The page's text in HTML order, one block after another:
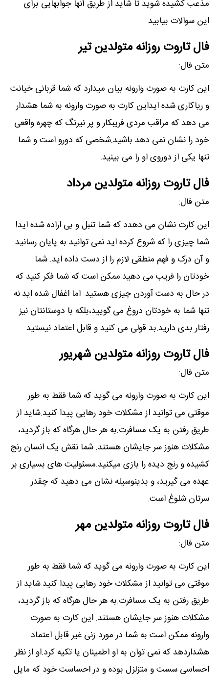
مذعب کشیده شوید تا شاید از طریق آنها جوابهایی برای
این سوالات بیابید
فال تاروت روزانه متولدین تیر
متن فال:
این کارت به صورت وارونه بیان میدارد که شما قربانی خیانت
و ریاکاری شده ایداین کارت به صورت وارونه به شما هشدار
می دهد که مراقب مردی فریبکار و پر نیرنگ که چهره واقعی
خود را نشان نمی دهد باشید.شخصی که دورو است و شما
تنها یکی از دوروی او را می بینید.
فال تاروت روزانه متولدین مرداد
متن فال:
این کارت نشان می دهدد که شما تنبل و بی اراده شده اید!
شما چیزی را که شروع کرده اید نمی توانید به پایان رسانید
و آن درک و فهم منطقی لازم را از دست داده اید. شما
خودتان را فریب می دهید.ممکن است که شما فکر کنید که
در حال به دست آوردن چیزی هستید. اما اغفال شده اید.نه
تنها شما به خودتان دروغ می گویید،بلکه با دوستانتان نیز
رفتار بدی دارید.بد قولی می کنید و قابل اعتماد نیستید
فال تاروت روزانه متولدین شهریور
متن فال:
این کارت به صورت وارونه می گوید که شما فقط به طور
موقتی می توانید از مشکلات خود رهایی پیدا کنید.شاید از
طریق رفتن به یک مسافرت.به هر حال هرگاه که باز گردید،
مشکلات هنوز سر جایشان هستند. شما نقش یک انسان رنج
کشیده و رنج دیده را بازی میکنید.مسئولیت های بسیاری بر
عهده می گیرید، و بدینوسیله نشان می دهید که چقدر
سرتان شلوغ است.
فال تاروت روزانه متولدین مهر
متن فال:
این کارت به صورت وارونه می گوید که شما فقط به طور
موقتی می توانید از مشکلات خود رهایی پیدا کنید.شاید از
طریق رفتن به یک مسافرت.به هر حال هرگاه که باز گردید،
مشکلات هنوز سر جایشان هستند. این کارت به صورت
وارونه ممکن است به شما در مورد زنی غیر قابل اعتماد
هشداردهد که نمی توان به او اطمینان یا تکیه کرد.او از نظر
احساسی سست و متزلزل بوده و در احساست خود که مایل